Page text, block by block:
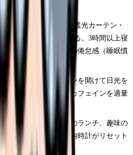
ため避ける
：
ここが最も重要。遮光カーテン・
3時間を目安に仮眠する。3時間以上寝
に入り、起きたときの倦怠感（睡眠慣
ン：
起きたらカーテンを開けて日光を
。コーヒーやお茶でカフェインを適量
フェインを避ける）
買い物、散歩、友人とのランチ、趣味の
に外出することで体内時計がリセット
する